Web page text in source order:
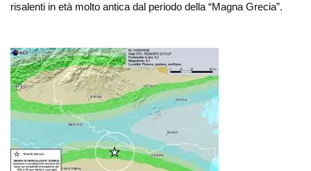
risalenti in età molto antica dal periodo della “Magna Grecia”.